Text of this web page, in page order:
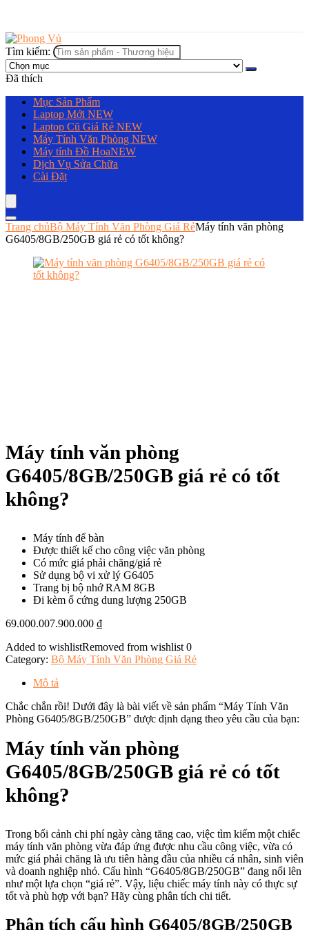
Tìm kiếm:
Đã thích
Mục Sản Phẩm
Laptop Mới NEW
Laptop Cũ Giá Rẻ NEW
Máy Tính Văn Phòng NEW
Máy tính Đồ HọaNEW
Dịch Vụ Sửa Chữa
Cài Đặt
Trang chủBộ Máy Tính Văn Phòng Giá RẻMáy tính văn phòng
G6405/8GB/250GB giá rẻ có tốt không?
Máy tính văn phòng
G6405/8GB/250GB giá rẻ có tốt
không?
Máy tính để bàn
Được thiết kế cho công việc văn phòng
Có mức giá phải chăng/giá rẻ
Sử dụng bộ vi xử lý G6405
Trang bị bộ nhớ RAM 8GB
Đi kèm ổ cứng dung lượng 250GB
69.000.007.900.000 ₫
Added to wishlistRemoved from wishlist 0
Category: Bộ Máy Tính Văn Phòng Giá Rẻ
Mô tả
Chắc chắn rồi! Dưới đây là bài viết về sản phẩm “Máy Tính Văn
Phòng G6405/8GB/250GB” được định dạng theo yêu cầu của bạn:
Máy tính văn phòng
G6405/8GB/250GB giá rẻ có tốt
không?
Trong bối cảnh chi phí ngày càng tăng cao, việc tìm kiếm một chiếc
máy tính văn phòng vừa đáp ứng được nhu cầu công việc, vừa có
mức giá phải chăng là ưu tiên hàng đầu của nhiều cá nhân, sinh viên
và doanh nghiệp nhỏ. Cấu hình “G6405/8GB/250GB” đang nổi lên
như một lựa chọn “giá rẻ”. Vậy, liệu chiếc máy tính này có thực sự
tốt và phù hợp với bạn? Hãy cùng phân tích chi tiết.
Phân tích cấu hình G6405/8GB/250GB